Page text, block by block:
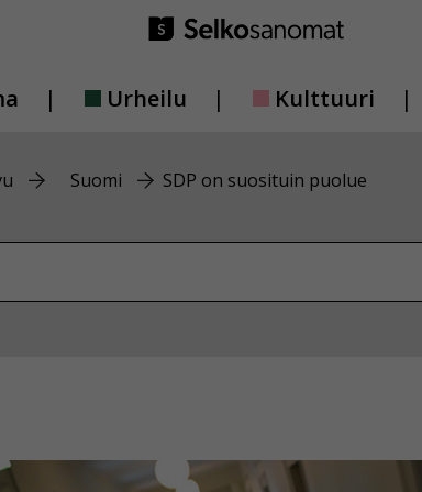
Urheilu Kulttuuri
Suomi SDP on suosituin puolue